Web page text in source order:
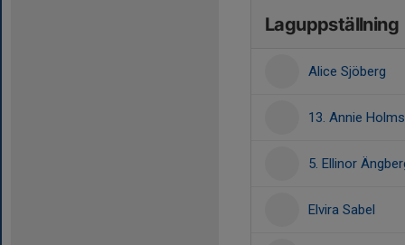
Laguppställning
Alice Sjöberg
13. Annie
5. Ellinor
Elvira Sabel